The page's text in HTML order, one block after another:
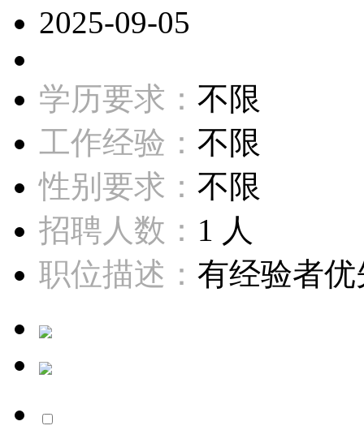
2025-09-05
学历要求： 不限
工作经验： 不限
性别要求： 不限
招聘人数： 1 人
职位描述： 有经验者优